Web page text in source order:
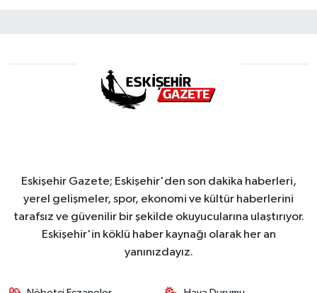
Eskişehir Gazete; Eskişehir'den son dakika haberleri,
yerel gelişmeler, spor, ekonomi ve kültür haberlerini
tarafsız ve güvenilir bir şekilde okuyucularına ulaştırıyor.
Eskişehir'in köklü haber kaynağı olarak her an
yanınızdayız.